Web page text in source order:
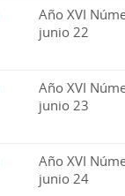
Año XVI
junio 22
Año XVI
junio 23
Año XVI
junio 24